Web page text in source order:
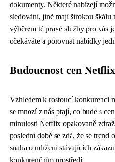
dokumenty. Některé nabízejí
sledování, jiné mají širokou škálu
výběrem té pravé služby pro vás
očekáváte a porovnat nabídky
Budoucnost cen
Vzhledem k rostoucí konkurenci
se mnozí z nás ptají, co bude s
minulosti Netflix opakovaně
poslední době se zdá, že se trend
snaha o udržení stávajících
konkurenčním prostředí.